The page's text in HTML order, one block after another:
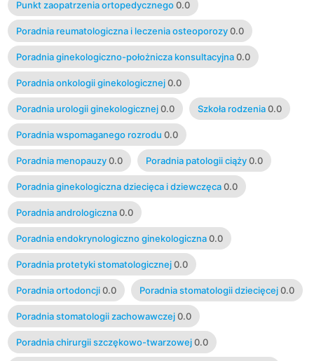
Punkt zaopatrzenia ortopedycznego 0.0
Poradnia reumatologiczna i leczenia osteoporozy 0.0
Poradnia ginekologiczno-położnicza konsultacyjna 0.0
Poradnia onkologii ginekologicznej 0.0
Poradnia urologii ginekologicznej 0.0 Szkoła rodzenia 0.0
Poradnia wspomaganego rozrodu 0.0
Poradnia menopauzy 0.0 Poradnia patologii ciąży 0.0
Poradnia ginekologiczna dziecięca i dziewczęca 0.0
Poradnia andrologiczna 0.0
Poradnia endokrynologiczno ginekologiczna 0.0
Poradnia protetyki stomatologicznej 0.0
Poradnia ortodoncji 0.0 Poradnia stomatologii dziecięcej 0.0
Poradnia stomatologii zachowawczej 0.0
Poradnia chirurgii szczękowo-twarzowej 0.0